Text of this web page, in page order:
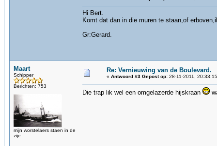
Hi Bert.
Komt dat dan in die muren te staan,of
Gr:Gerard.
Maart
Schipper
Berichten: 753
mijn worstelaers staen in de
zije
Re: Vernieuwing van de Boulevard.
« Antwoord #3 Gepost op: 28-11-2011,
Die trap lik wel een omgelazerde hijskraan